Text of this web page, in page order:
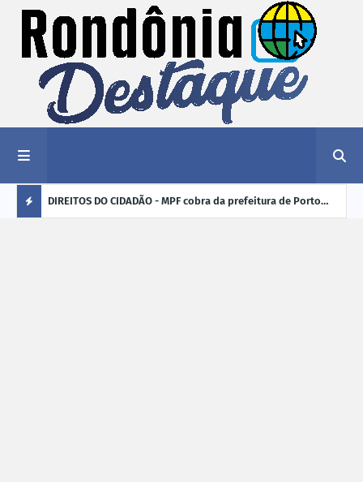
DIREITOS DO CIDADÃO - MPF cobra da prefeitura de Porto